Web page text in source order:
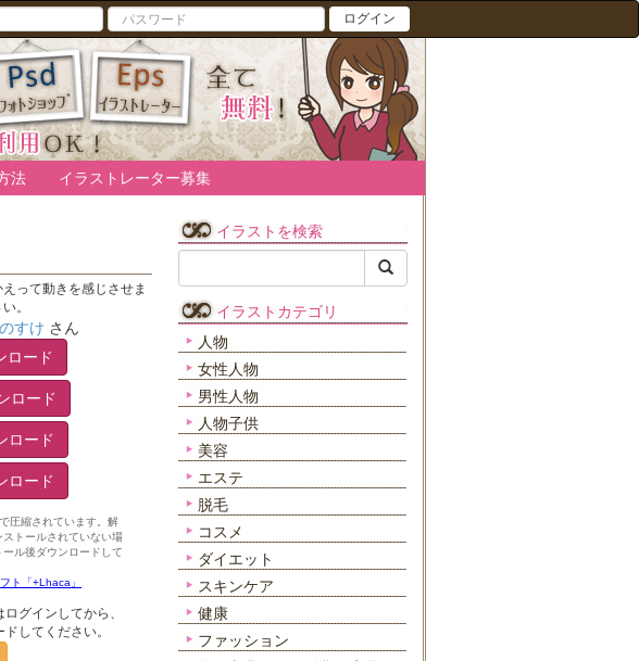
ログイン
法 イラストレーター募集
って動きを感じさせま
。
すけ さん
ロード
ロード
ロード
ロード
グインしてから、
してください。
イラストを検索
イラストカテゴリ
人物
女性人物
男性人物
人物子供
美容
エステ
脱毛
コスメ
ダイエット
スキンケア
健康
ファッション